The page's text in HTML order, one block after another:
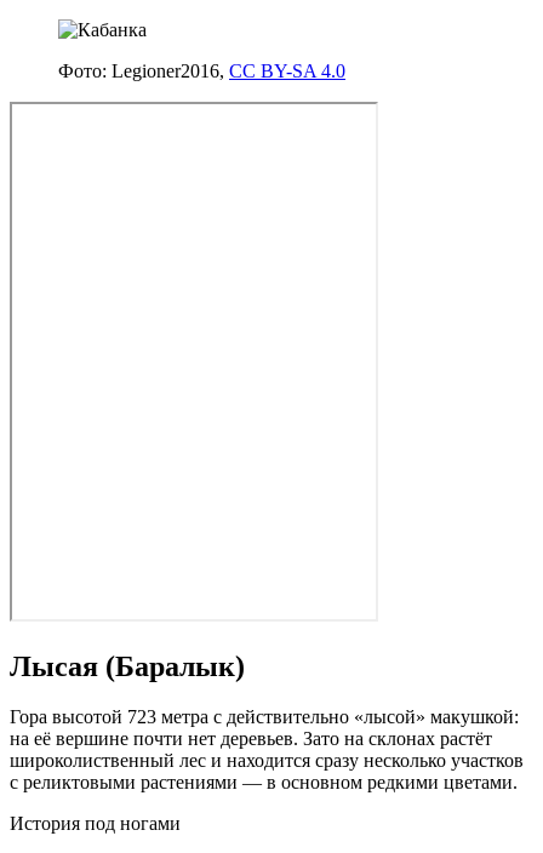
Фото: Legioner2016, CC BY-SA 4.0
Лысая (Баралык)
Гора высотой 723 метра с действительно «лысой» макушкой:
на её вершине почти нет деревьев. Зато на склонах растёт
широколиственный лес и находится сразу несколько участков
с реликтовыми растениями — в основном редкими цветами.
История под ногами